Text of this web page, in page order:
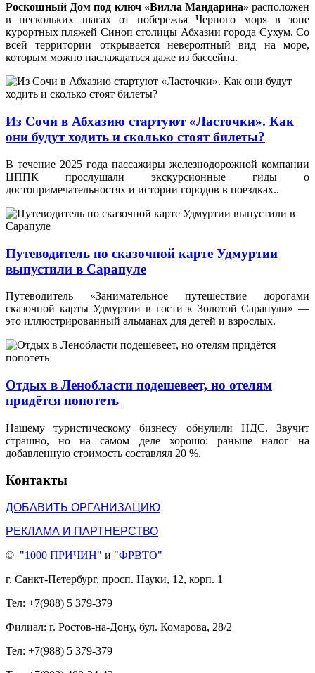
Роскошный Дом под ключ «Вилла Мандарина» расположен
в нескольких шагах от побережья Черного моря в зоне
курортных пляжей Синоп столицы Абхазии города Сухум. Со
всей территории открывается невероятный вид на море,
которым можно наслаждаться даже из бассейна.
Из Сочи в Абхазию стартуют «Ласточки». Как
они будут ходить и сколько стоят билеты?
В течение 2025 года пассажиры железнодорожной компании
ЦППК прослушали экскурсионные гиды о
достопримечательностях и истории городов в поездках..
Путеводитель по сказочной карте Удмуртии
выпустили в Сарапуле
Путеводитель «Занимательное путешествие дорогами
сказочной карты Удмуртии в гости к Золотой Сарапули» —
это иллюстрированный альманах для детей и взрослых.
Отдых в Ленобласти подешевеет, но отелям
придётся попотеть
Нашему туристическому бизнесу обнулили НДС. Звучит
страшно, но на самом деле хорошо: раньше налог на
добавленную стоимость составлял 20 %.
Контакты
ДОБАВИТЬ ОРГАНИЗАЦИЮ
РЕКЛАМА И ПАРТНЕРСТВО
© "1000 ПРИЧИН" и "ФРВТО"
г. Санкт-Петербург, просп. Науки, 12, корп. 1
Тел: +7(988) 5 379-379
Филиал: г. Ростов-на-Дону, бул. Комарова, 28/2
Тел: +7(988) 5 379-379